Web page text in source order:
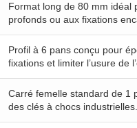
Format long de 80 mm idéal
profonds ou aux fixations
Profil à 6 pans conçu pour
fixations et limiter l’usure de
Carré femelle standard de 1
des clés à chocs industrielles.